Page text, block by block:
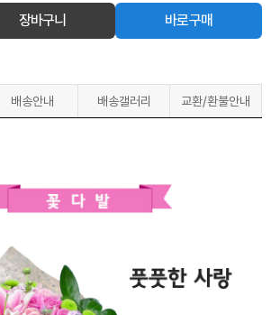
장바구니 바로구매
배송안내 배송갤러리 교환/환불안내